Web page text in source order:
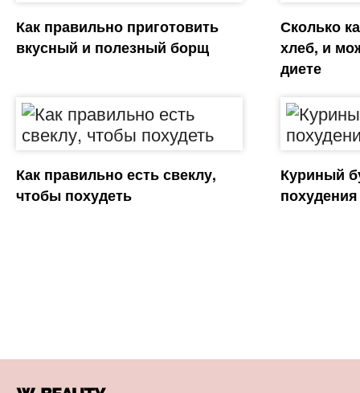
Как правильно приготовить
вкусный и полезный борщ
Сколько
хлеб, и
диете
Как правильно есть свеклу,
чтобы похудеть
Куриный
похудения